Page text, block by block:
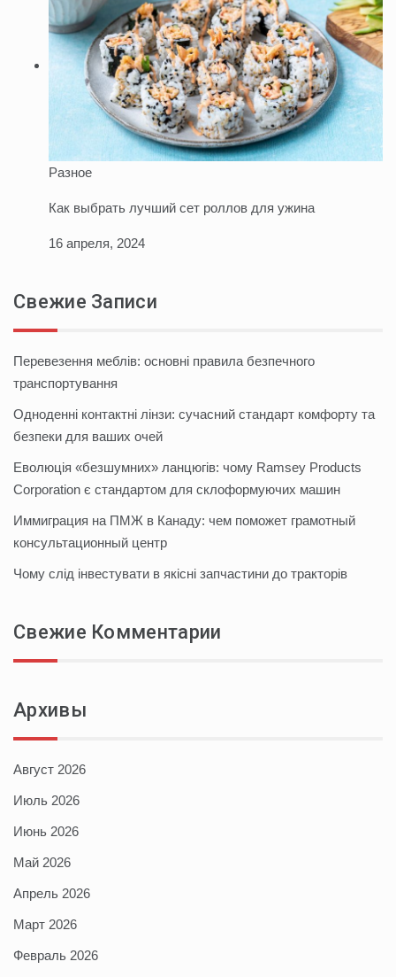
Разное
Как выбрать лучший сет роллов для ужина
16 апреля, 2024
Свежие Записи
Перевезення меблів: основні правила безпечного
транспортування
Одноденні контактні лінзи: сучасний стандарт комфорту та
безпеки для ваших очей
Еволюція «безшумних» ланцюгів: чому Ramsey Products
Corporation є стандартом для склоформуючих машин
Иммиграция на ПМЖ в Канаду: чем поможет грамотный
консультационный центр
Чому слід інвестувати в якісні запчастини до тракторів
Свежие Комментарии
Архивы
Август 2026
Июль 2026
Июнь 2026
Май 2026
Апрель 2026
Март 2026
Февраль 2026